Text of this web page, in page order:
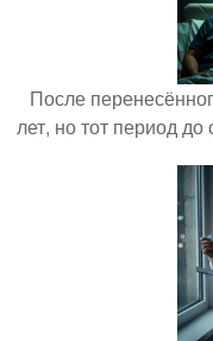
После
лет, но тот период